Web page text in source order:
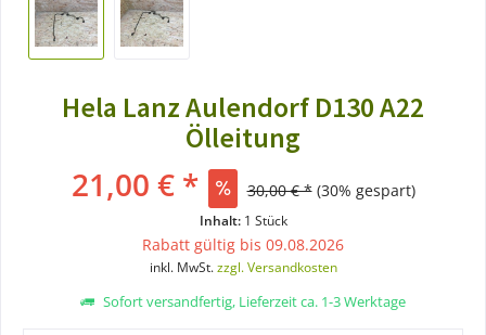
Hela Lanz Aulendorf D130 A22
Ölleitung
21,00 € * 30,00 € * (30% gespart)
Inhalt: 1 Stück
Rabatt gültig bis 09.08.2026
inkl. MwSt.zzgl. Versandkosten
Sofort versandfertig, Lieferzeit ca. 1-3 Werktage